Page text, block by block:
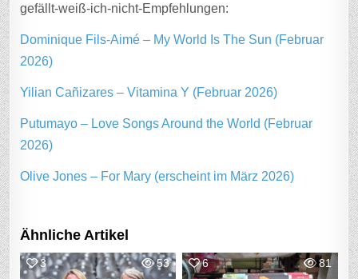
gefällt-weiß-ich-nicht-Empfehlungen:
Dominique Fils-Aimé – My World Is The Sun (Februar
2026)
Yilian Cañizares – Vitamina Y (Februar 2026)
Putumayo – Love Songs Around the World (Februar
2026)
Olive Jones – For Mary (erscheint im März 2026)
Ähnliche Artikel
3 53 6 81